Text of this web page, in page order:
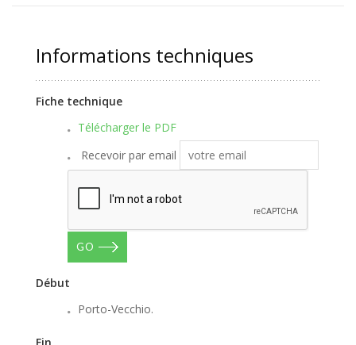
Informations techniques
Fiche technique
Télécharger le PDF
Recevoir par email
GO
Début
Porto-Vecchio.